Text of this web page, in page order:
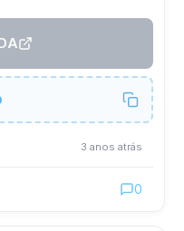
3 anos atrás
0